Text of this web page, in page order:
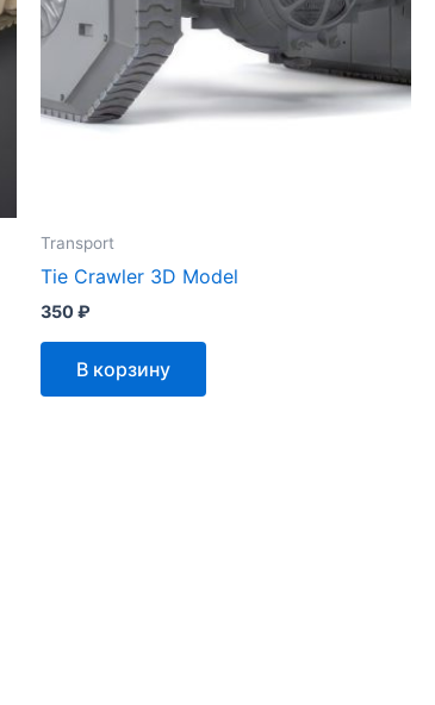
Transport
Tie Crawler 3D Model
350₽
В корзину